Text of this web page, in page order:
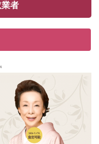
者